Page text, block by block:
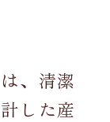
、清潔
した産